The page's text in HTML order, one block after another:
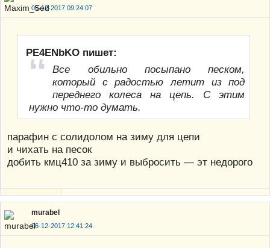
06-12-2017 09:24:07
PE4ENbKO пишет:
Все обильно посыпано песком,
который с радостью летит из под
переднего колеса на цепь. С этим
нужно что-то думать.
парафин с солидолом на зиму для цепи
и чихать на песок
добить кмц410 за зиму и выбросить — эт недорого
murabel
06-12-2017 12:41:24